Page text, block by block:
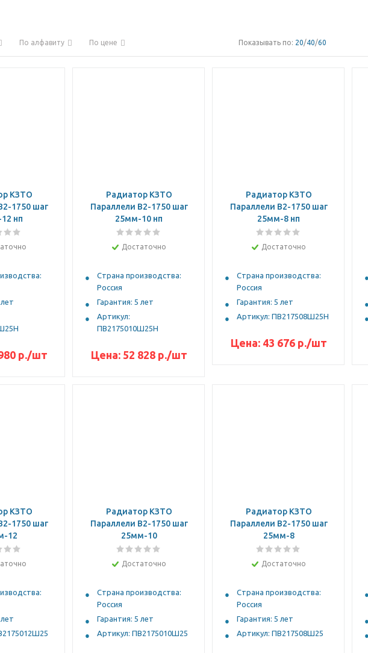
По алфавиту По цене Показывать по: 20/40/60
КЗТО
1750 шаг
нп
р./шт
Радиатор КЗТО
Параллели В2-1750 шаг
25мм-10 нп
Достаточно
Страна производства:
Россия
Гарантия: 5 лет
Артикул:
ПВ2175010Ш25Н
Цена: 52 828р./шт
Радиатор КЗТО
Параллели В2-1750 шаг
25мм-8 нп
Достаточно
Страна производства:
Россия
Гарантия: 5 лет
Артикул: ПВ217508Ш25Н
Цена: 43 676р./шт
КЗТО
1750 шаг
12
Радиатор КЗТО
Параллели В2-1750 шаг
25мм-10
Достаточно
Страна производства:
Россия
Гарантия: 5 лет
Артикул: ПВ2175010Ш25
Радиатор КЗТО
Параллели В2-1750 шаг
25мм-8
Достаточно
Страна производства:
Россия
Гарантия: 5 лет
Артикул: ПВ217508Ш25